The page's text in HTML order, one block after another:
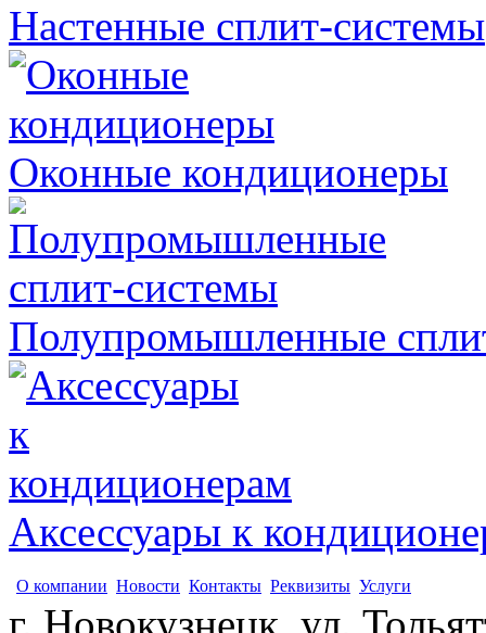
Настенные сплит-системы
Оконные кондиционеры
Полупромышленные
Аксессуары к
О компании Новости Контакты Реквизиты Услуги
г. Новокузнецк, ул.